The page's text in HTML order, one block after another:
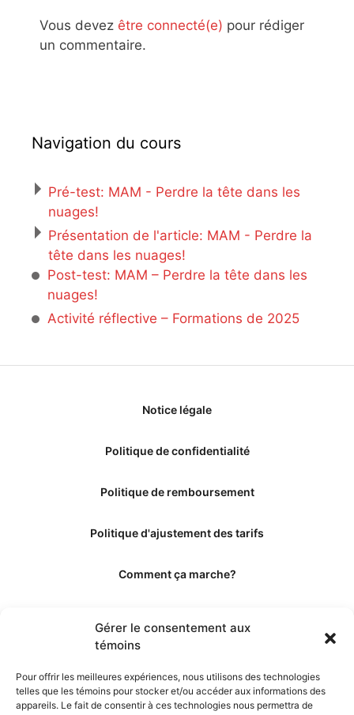
Gérer le consentement aux
témoins
Pour offrir les meilleures expériences, nous utilisons des technologies
telles que les témoins pour stocker et/ou accéder aux informations des
appareils. Le fait de consentir à ces technologies nous permettra de
Vous devez être connecté(e) pour rédiger
un commentaire.
Navigation du cours
Pré-test: MAM - Perdre la tête dans les
nuages!
Présentation de l'article: MAM - Perdre la
tête dans les nuages!
Post-test: MAM – Perdre la tête dans les
nuages!
Activité réflective – Formations de 2025
Notice légale
Politique de confidentialité
Politique de remboursement
Politique d'ajustement des tarifs
Comment ça marche?
Les éditeurs